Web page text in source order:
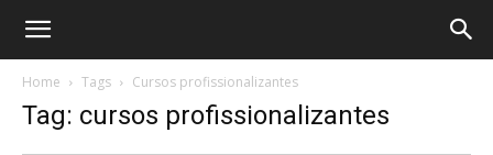
Home Tags Cursos profissionalizantes
Tag: cursos profissionalizantes